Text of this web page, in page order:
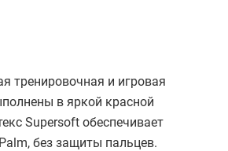
тренировочная и игровая
в яркой красной
Supersoft обеспечивает
без защиты пальцев.